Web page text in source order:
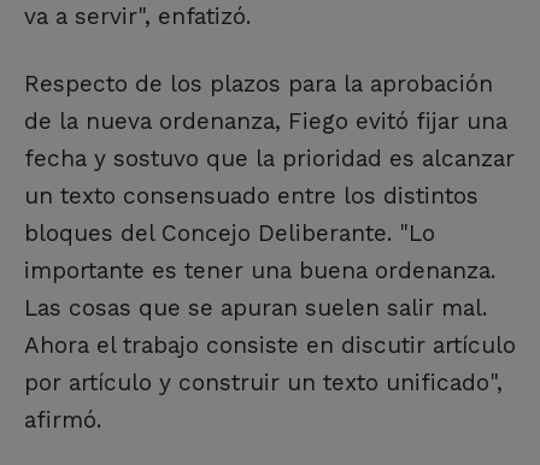
va a servir", enfatizó.
Respecto de los plazos para la aprobación
de la nueva ordenanza, Fiego evitó fijar una
fecha y sostuvo que la prioridad es alcanzar
un texto consensuado entre los distintos
bloques del Concejo Deliberante. "Lo
importante es tener una buena ordenanza.
Las cosas que se apuran suelen salir mal.
Ahora el trabajo consiste en discutir artículo
por artículo y construir un texto unificado",
afirmó.